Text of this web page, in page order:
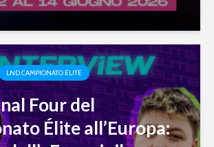
LND CAMPIONATO ÉLITE
Four del
Élite all’Europa: